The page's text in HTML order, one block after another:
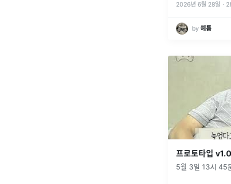
2026년 6월 28일 ·
by 예름
프로토타입 v1.0
5월 3일 13시 45